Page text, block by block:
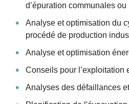
d’épuration communales
Analyse et optimisation du
procédé de production
Analyse et optimisation
Conseils pour l’exploitation
Analyses des défaillances